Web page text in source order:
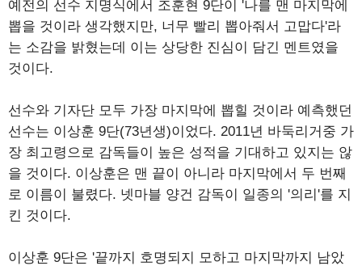
예전의 선수 지명식에서 조훈현 9단이 '나를 맨 마지막에
뽑을 것이라 생각했지만, 너무 빨리 뽑아줘서 고맙다'라
는 소감을 밝혔는데 이는 상당한 진심이 담긴 멘트였을
것이다.
선수와 기자단 모두 가장 마지막에 뽑힐 것이라 예측했던
선수는 이상훈 9단(73년생)이었다. 2011년 바둑리거중 가
장 최고령으로 감독들이 높은 성적을 기대하고 있지는 않
을 것이다. 이상훈은 맨 끝이 아니라 마지막에서 두 번째
로 이름이 불렸다. 넷마블 양건 감독이 일종의 '의리'를 지
킨 것이다.
이상훈 9단은 '끝까지 호명되지 모하고 마지막까지 남았